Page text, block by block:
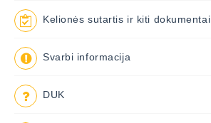
Kelionės sutartis ir kiti dokumentai
Svarbi informacija
DUK